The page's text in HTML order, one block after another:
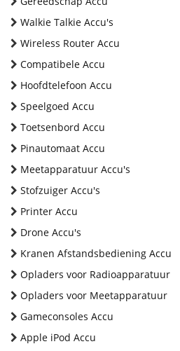
Walkie Talkie Accu's
Wireless Router Accu
Compatibele Accu
Hoofdtelefoon Accu
Speelgoed Accu
Toetsenbord Accu
Pinautomaat Accu
Meetapparatuur Accu's
Stofzuiger Accu's
Printer Accu
Drone Accu's
Kranen Afstandsbediening Accu
Opladers voor Radioapparatuur
Opladers voor Meetapparatuur
Gameconsoles Accu
Apple iPod Accu